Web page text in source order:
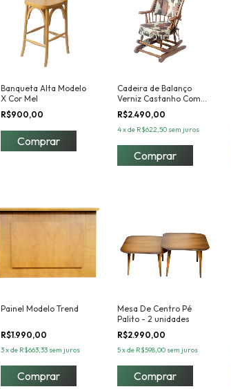
Banqueta Alta Modelo
X Cor Mel
R$900,00
Cadeira de Balanço
Verniz Castanho Com
Almofada
R$2.490,00
4xde R$622,50 sem juros
Comprar
Painel Modelo Trend
R$1.990,00
3xde R$663,33 sem juros
Mesa De Centro Pé
Palito - 2 unidades
R$2.990,00
5xde R$598,00 sem juros